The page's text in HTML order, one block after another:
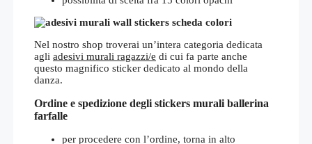
Nel nostro shop troverai un’intera categoria dedicata
agli adesivi murali ragazzi/e di cui fa parte anche
questo magnifico sticker dedicato al mondo della
danza.
Ordine e spedizione degli stickers murali ballerina
farfalle
per procedere con l’ordine, torna in alto